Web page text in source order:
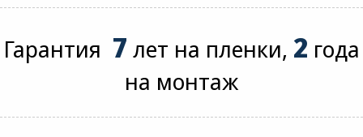
Гарантия 7 лет на пленки, 2 года
на монтаж